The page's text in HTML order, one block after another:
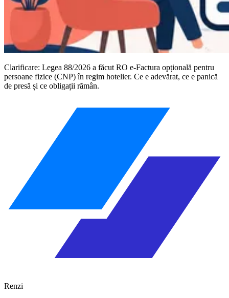
Clarificare: Legea 88/2026 a făcut RO e-Factura opțională pentru
persoane fizice (CNP) în regim hotelier. Ce e adevărat, ce e panică
de presă și ce obligații rămân.
Renzi